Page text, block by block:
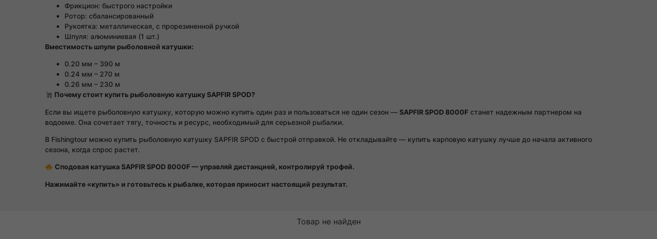
Фрикцион: быстрого настройки
Ротор: сбалансированный
Рукоятка: металлическая, с прорезиненной ручкой
Шпуля: алюминиевая (1 шт.)
Вместимость шпули рыболовной катушки:
0.20 мм – 390 м
0.24 мм – 270 м
0.26 мм – 230 м
Почему стоит купить рыболовную катушку SAPFIR SPOD?
Если вы ищете рыболовную катушку, которую можно купить один раз и пользоваться не один сезон — SAPFIR SPOD 8000F станет надежным партнером на
водоеме. Она сочетает тягу, точность и ресурс, необходимый для серьезной рыбалки.
В Fishingtour можно купить рыболовную катушку SAPFIR SPOD с быстрой отправкой. Не откладывайте — купить карповую катушку лучше до начала активного
сезона, когда спрос растет.
Сподовая катушка SAPFIR SPOD 8000F — управляй дистанцией, контролируй трофей.
Нажимайте «купить» и готовьтесь к рыбалке, которая приносит настоящий результат.
Товар не найден